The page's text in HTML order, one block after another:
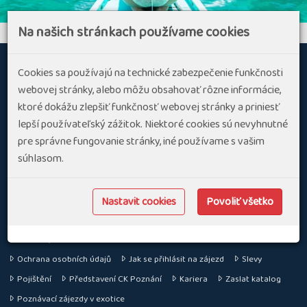
O
nás
CK POZNÁNÍ S.R.O.
Specializujeme se na aktivní dovolenou v Evropě a ve světě
SLEDUJTE NÁS
Kontakty
Důležité a užitečné informace
Ochrana osobních údajů
Jak se přihlásit na zájezd
Slevy
Pojištění
Představení CK Poznání Kariera
Zaslat katalog
Poznávací zájezdy v exotice
Na našich stránkach používame cookies
Cookies sa používajú na technické zabezpečenie funkčnosti
webovej stránky, alebo môžu obsahovať rôzne informácie,
ktoré dokážu zlepšiť funkčnosť webovej stránky a priniesť
lepší používateľský zážitok. Niektoré cookies sú nevyhnutné
pre správne fungovanie stránky, iné používame s vašim
súhlasom.
Nastavit cookies Povoliť všetko